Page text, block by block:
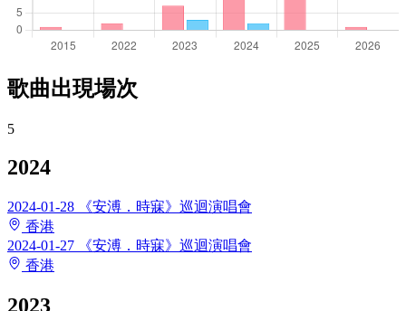
歌曲出現場次
5
2024
2024-01-28
《安溥．時寐》巡迴演唱會
香港
2024-01-27
《安溥．時寐》巡迴演唱會
香港
2023